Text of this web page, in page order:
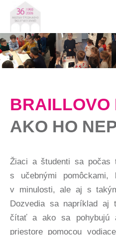
BRAILLOVO
AKO HO
Žiaci a študenti sa počas
s učebnými pomôckami,
v minulosti, ale aj s
Dozvedia sa napríklad aj
čítať a ako sa pohybujú
priestore pomocou